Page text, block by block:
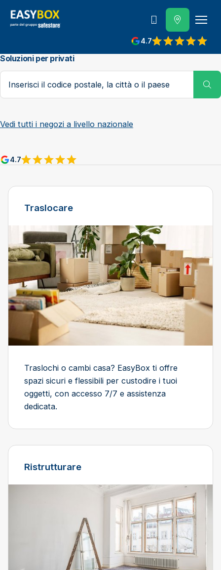
4.7
View reviews on Google
800 202 662
Soluzioni per privati
Codice postale, città o paese
Vedi tutti i negozi a livello nazionale
4.7
View reviews on Google
Traslocare
Traslochi o cambi casa? EasyBox ti offre
spazi sicuri e flessibili per custodire i tuoi
oggetti, con accesso 7/7 e assistenza
dedicata.
Ristrutturare